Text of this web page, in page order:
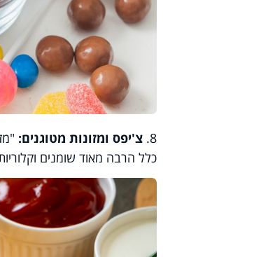
8. צ'יפס ומזונות מטוגנים:
כלל הרבה מאוד שומנים